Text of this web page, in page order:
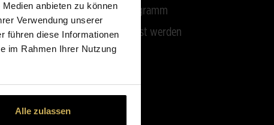
anbieten zu können
Verwendung unserer
führen diese Informationen
im Rahmen Ihrer Nutzung
Alle zulassen
Affiliate-Programm
Partner-Florist werden